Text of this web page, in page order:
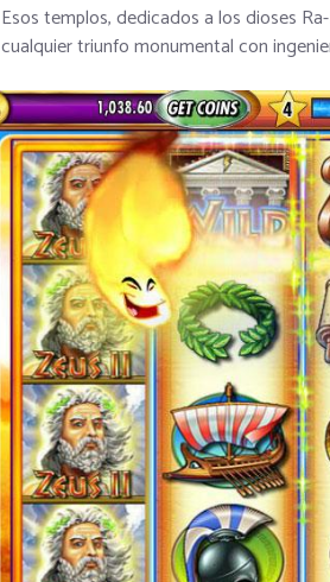
Esos templos, dedicados a los dioses
cualquier triunfo monumental con